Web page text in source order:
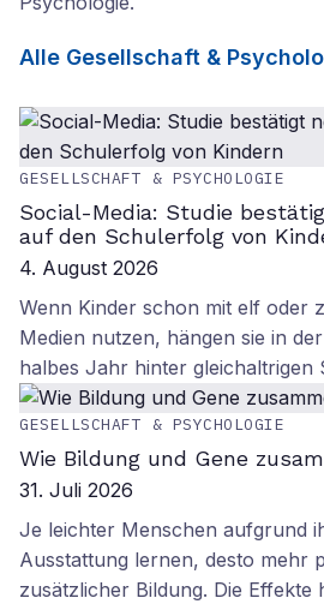
Alle Gesellschaft &
GESELLSCHAFT & PSYCHOLOGIE
Social-Media: Studie
auf den Schulerfolg von
4. August 2026
Wenn Kinder schon mit elf oder
Medien nutzen, hängen sie in
halbes Jahr hinter gleichaltrigen
GESELLSCHAFT & PSYCHOLOGIE
Wie Bildung und Gene
31. Juli 2026
Je leichter Menschen aufgrund
Ausstattung lernen, desto mehr
zusätzlicher Bildung. Die Effekte